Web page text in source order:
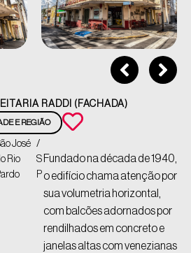
RADDI (FACHADA)
E REGIÃO
José
Rio
/
S
P
Fundado na década de 1940,
o edifício chama atenção por
sua volumetria horizontal,
com balcões adornados por
rendilhados em concreto e
janelas altas com venezianas